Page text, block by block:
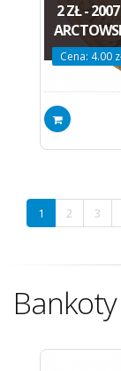
2 ZŁ - 2007
Cena: 4.00
1 2 3
Bankoty